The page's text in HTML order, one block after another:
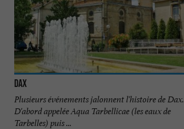
Dax
Plusieurs événements jalonnent l'histoire de Dax.
D'abord appelée Aqua Tarbellicae (les eaux de
Tarbelles) puis ...